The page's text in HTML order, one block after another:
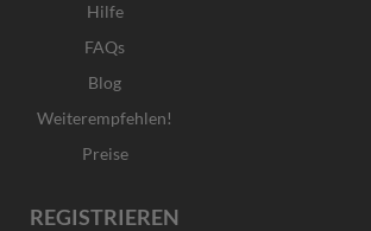
Hilfe
FAQs
Blog
Weiterempfehlen!
Preise
REGISTRIEREN